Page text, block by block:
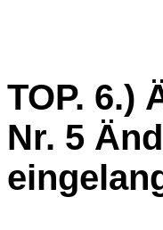
TOP. 6.)
Nr. 5